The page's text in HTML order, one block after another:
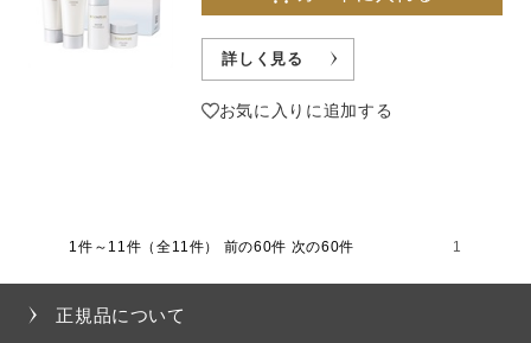
詳しく見る
お気に入りに追加する
1件～11件（全11件） 前の60件 次の60件 1
正規品について